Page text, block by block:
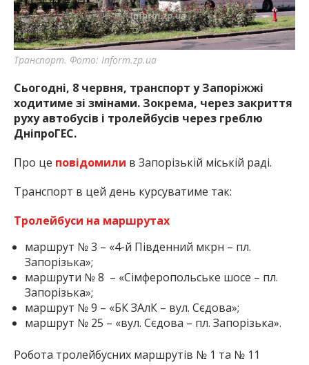
найважливішу інформацію про події
міста Запоріжжя та області.
Транспорт. Фото: Inform.zp.ua
Сьогодні, 8 червня, транспорт у Запоріжжі
ходитиме зі змінами. Зокрема, через закриття
руху автобусів і тролейбусів через греблю
ДніпроГЕС.
Про це повідомили в Запорізькій міській раді.
Транспорт в цей день курсуватиме так:
Тролейбуси на маршрутах
маршрут № 3 – «4-й Південний мкрн – пл.
Запорізька»;
маршрути № 8 – «Сімферопольське шосе – пл.
Запорізька»;
маршрут № 9 – «БК ЗАлК – вул. Сєдова»;
маршрут № 25 – «вул. Сєдова – пл. Запорізька».
Робота тролейбусних маршрутів № 1 та № 11